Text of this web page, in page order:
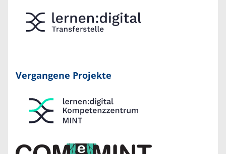
Vergangene Projekte